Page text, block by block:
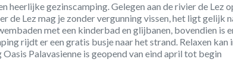
heerlijke gezinscamping. Gelegen aan de rivier de Lez
de Lez mag je zonder vergunning vissen, het ligt gelijk
met een kinderbad en glijbanen, bovendien is
rijdt er een gratis busje naar het strand. Relaxen kan
Palavasienne is geopend van eind april tot begin